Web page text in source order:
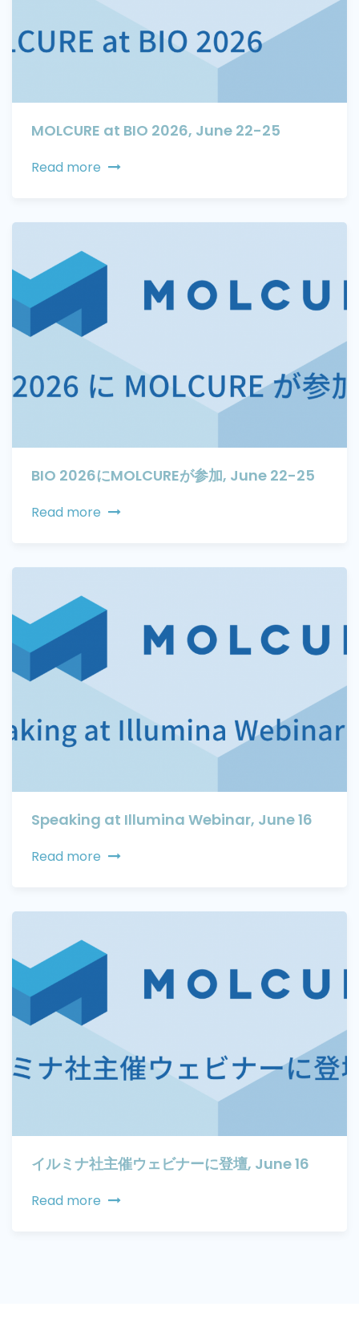
MOLCURE at BIO 2026, June 22-25
Read more
BIO 2026にMOLCUREが参加, June 22-25
Read more
Speaking at Illumina Webinar, June 16
Read more
イルミナ社主催ウェビナーに登壇, June 16
Read more